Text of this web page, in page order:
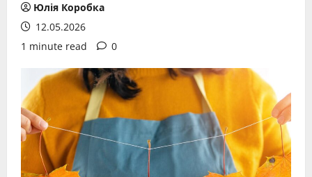
Юлія Коробка
12.05.2026
1 minute read
0